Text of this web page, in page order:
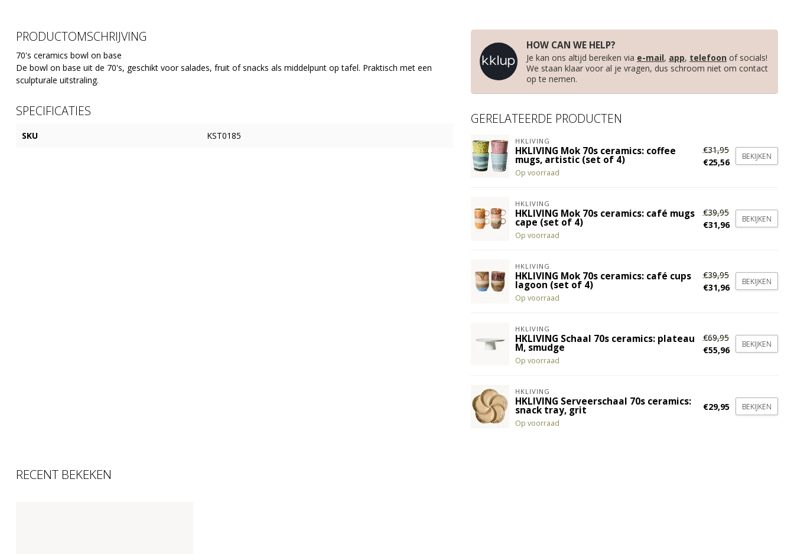
PRODUCTOMSCHRIJVING
70's ceramics bowl on base
De bowl on base uit de 70's, geschikt voor salades, fruit of snacks als middelpunt op tafel. Praktisch met een
sculpturale uitstraling.
SPECIFICATIES
SKU KST0185
HOW CAN WE HELP?
Je kan ons altijd bereiken via e-mail, app, telefoon of socials!
We staan klaar voor al je vragen, dus schroom niet om contact
op te nemen.
GERELATEERDE PRODUCTEN
HKLIVING
HKLIVING Mok 70s ceramics: coffee
mugs, artistic (set of 4)
Op voorraad
€31,95
€25,56
BEKIJKEN
HKLIVING
HKLIVING Mok 70s ceramics: café mugs
cape (set of 4)
Op voorraad
€39,95
€31,96
BEKIJKEN
HKLIVING
HKLIVING Mok 70s ceramics: café cups
lagoon (set of 4)
Op voorraad
€39,95
€31,96
BEKIJKEN
HKLIVING
HKLIVING Schaal 70s ceramics: plateau
M, smudge
Op voorraad
€69,95
€55,96
BEKIJKEN
HKLIVING
HKLIVING Serveerschaal 70s ceramics:
snack tray, grit
Op voorraad
€29,95 BEKIJKEN
RECENT BEKEKEN